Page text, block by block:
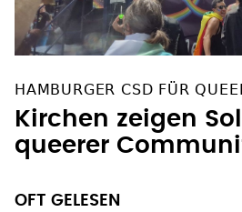
HAMBURGER CSD FÜR
Kirchen zeigen
queerer
OFT GELESEN